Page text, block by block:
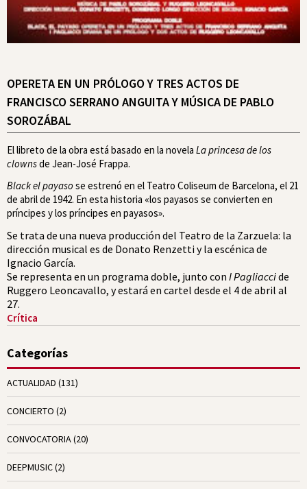
OPERETA EN UN PRÓLOGO Y TRES ACTOS DE
FRANCISCO SERRANO ANGUITA Y MÚSICA DE PABLO
SOROZÁBAL
El libreto de la obra está basado en la novela La princesa de los
clownsde Jean-José Frappa.
Black el payaso se estrenó en el Teatro Coliseum de Barcelona, el 21
de abril de 1942. En esta historia «los payasos se convierten en
príncipes y los príncipes en payasos».
Se trata de una nueva producción del Teatro de la Zarzuela: la
dirección musical es de Donato Renzetti y la escénica de
Ignacio García.
Se representa en un programa doble, junto con I Pagliaccide
Ruggero Leoncavallo, y estará en cartel desde el 4 de abril al
27.
Crítica
Categorías
ACTUALIDAD (131)
CONCIERTO (2)
CONVOCATORIA(20)
DEEPMUSIC(2)